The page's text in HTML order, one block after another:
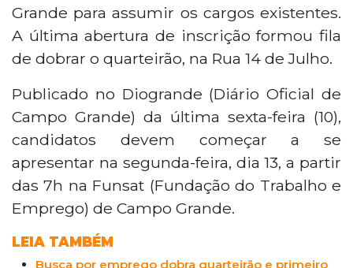
Grande para assumir os cargos existentes.
A última abertura de inscrição formou fila
de dobrar o quarteirão, na Rua 14 de Julho.
Publicado no Diogrande (Diário Oficial de
Campo Grande) da última sexta-feira (10),
candidatos devem começar a se
apresentar na segunda-feira, dia 13, a partir
das 7h na Funsat (Fundação do Trabalho e
Emprego) de Campo Grande.
LEIA TAMBÉM
Busca por emprego dobra quarteirão e primeiro